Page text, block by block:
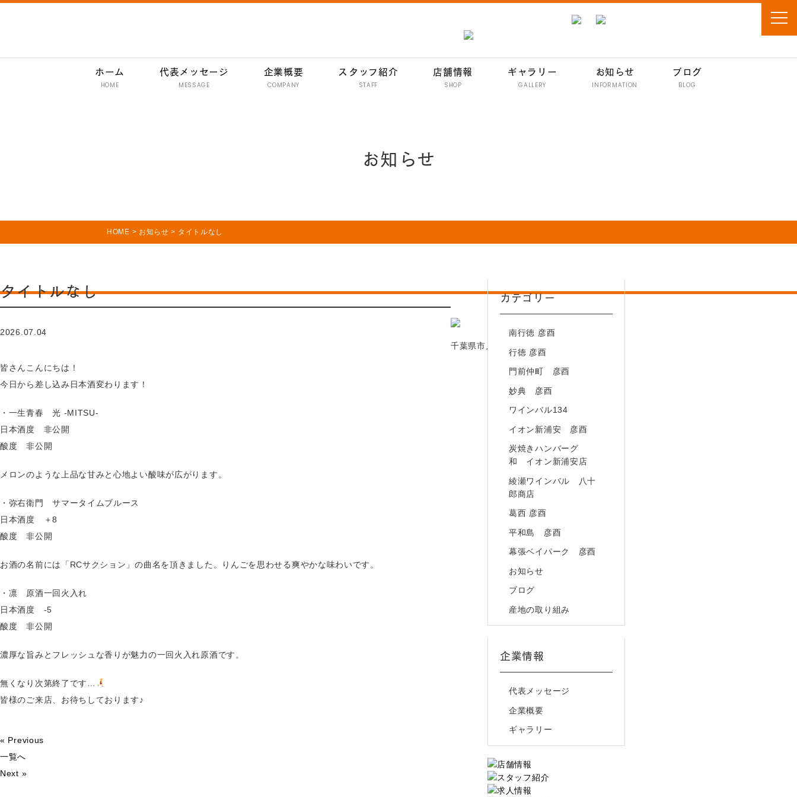
ホーム
HOME
代表メッセージ
MESSAGE
企業概要
COMPANY
スタッフ紹介
STAFF
店舗情報
SHOP
門前仲町 彦酉【居酒屋】
炭焼きハンバーグ 和
綾瀬ワインバル 八十郎商店
平和島 彦酉【居酒屋】
幕張ベイパーク 彦酉【居酒屋】
ギャラリー
GALLERY
お知らせ
INFORMATION
ブログ
BLOG
お知らせ
HOME > お知らせ > タイトルなし
タイトルなし
2026.07.04
皆さんこんにちは！
今日から差し込み日本酒変わります！
・一生青春 光 -MITSU-
日本酒度 非公開
酸度 非公開
メロンのような上品な甘みと心地よい酸味が広がります。
・弥右衛門 サマータイムブルース
日本酒度 ＋8
酸度 非公開
お酒の名前には「RCサクション」の曲名を頂きました。りんごを思わせる爽やかな味わいです。
・凛 原酒一回火入れ
日本酒度 -5
酸度 非公開
濃厚な旨みとフレッシュな香りが魅力の一回火入れ原酒です。
無くなり次第終了です…
皆様のご来店、お待ちしております♪
« Previous
一覧へ
Next »
カテゴリー
南行徳 彦酉
行徳 彦酉
門前仲町 彦酉
妙典 彦酉
ワインバル134
イオン新浦安 彦酉
炭焼きハンバーグ
和 イオン新浦安店
綾瀬ワインバル 八十
郎商店
葛西 彦酉
平和島 彦酉
幕張ベイパーク 彦酉
お知らせ
ブログ
産地の取り組み
企業情報
代表メッセージ
企業概要
ギャラリー
千葉県市川市行徳駅前2－17－5